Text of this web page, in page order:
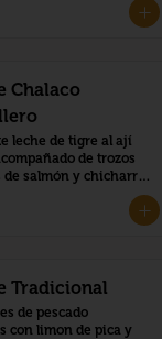
en salsa de
chía
Chalaco
leche de tigre al ají
de trozos
de salmón y chicharrón
Tradicional
de pescado
con limon de pica y